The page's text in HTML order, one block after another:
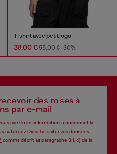
T-shirt avec petit logo
38,00 € 55,00 €-30%
des mises à
par e-mail
avez lu les informations concernant la
autorisez Diesel à traiter vos données
comme décrit au paragraphe 3.1, d) de la